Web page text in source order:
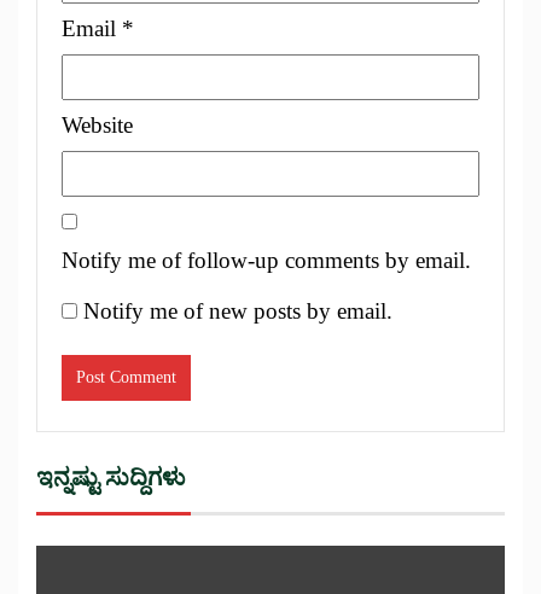
Email *
Website
Notify me of follow-up comments by email.
Notify me of new posts by email.
ಇನ್ನಷ್ಟು ಸುದ್ದಿಗಳು